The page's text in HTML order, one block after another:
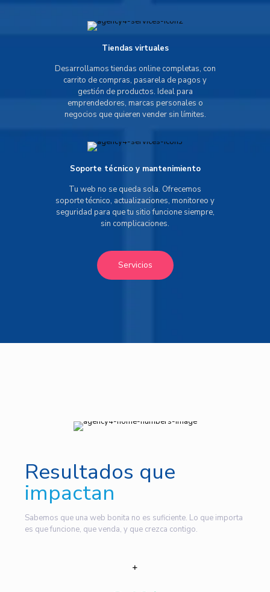
Tiendas virtuales
Desarrollamos tiendas online completas, con
carrito de compras, pasarela de pagos y
gestión de productos. Ideal para
emprendedores, marcas personales o
negocios que quieren vender sin límites.
Soporte técnico y mantenimiento
Tu web no se queda sola. Ofrecemos
soporte técnico, actualizaciones, monitoreo y
seguridad para que tu sitio funcione siempre,
sin complicaciones.
Servicios
Resultados que
impactan
Sabemos que una web bonita no es suficiente. Lo que importa
es que funcione, que venda, y que crezca contigo.